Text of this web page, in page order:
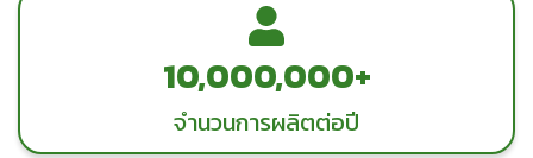
10,000,000+
จำนวนการผลิตต่อปี